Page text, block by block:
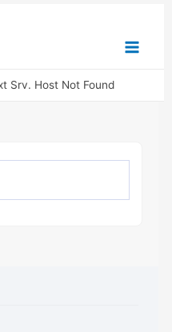
Menu
Srv. Host Not Found